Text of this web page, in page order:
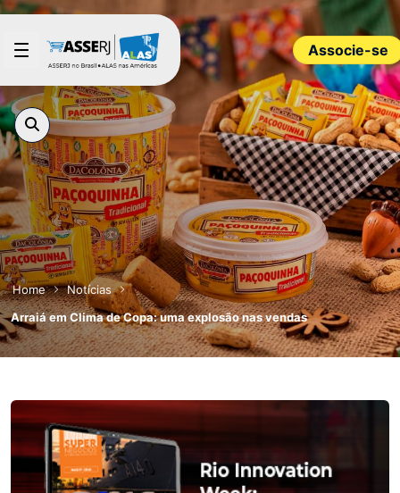
Pular para o Conteúdo principal
Associe-se
Home
Notícias
Arraiá em Clima de Copa: uma explosão nas vendas